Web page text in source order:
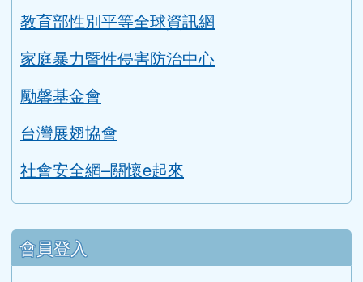
教育部性別平等全球資訊網
家庭暴力暨性侵害防治中心
勵馨基金會
台灣展翅協會
社會安全網–關懷e起來
會員登入